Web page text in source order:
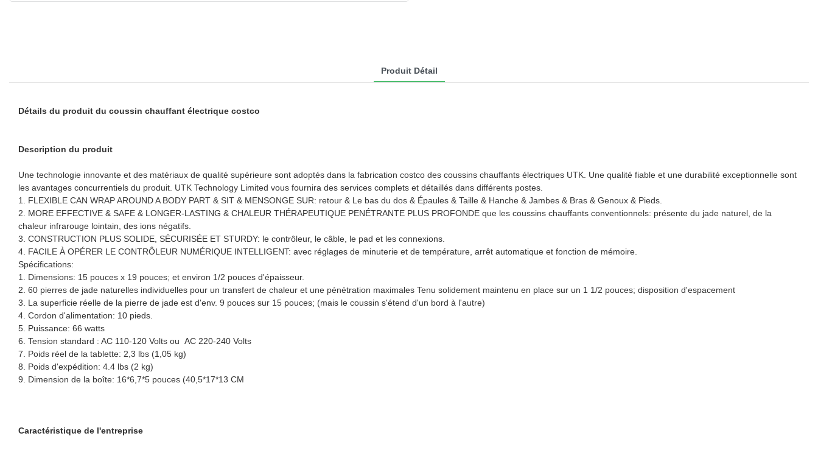
Produit Détail
Détails du produit du coussin chauffant électrique costco
Description du produit
Une technologie innovante et des matériaux de qualité supérieure sont adoptés dans la fabrication costco des coussins chauffants électriques UTK. Une qualité fiable et une durabilité exceptionnelle sont
les avantages concurrentiels du produit. UTK Technology Limited vous fournira des services complets et détaillés dans différents postes.
1. FLEXIBLE CAN WRAP AROUND A BODY PART & SIT & MENSONGE SUR: retour & Le bas du dos & Épaules & Taille & Hanche & Jambes & Bras & Genoux & Pieds.
2. MORE EFFECTIVE & SAFE & LONGER-LASTING & CHALEUR THÉRAPEUTIQUE PENÉTRANTE PLUS PROFONDE que les coussins chauffants conventionnels: présente du jade naturel, de la
chaleur infrarouge lointain, des ions négatifs.
3. CONSTRUCTION PLUS SOLIDE, SÉCURISÉE ET STURDY: le contrôleur, le câble, le pad et les connexions.
4. FACILE À OPÉRER LE CONTRÔLEUR NUMÉRIQUE INTELLIGENT: avec réglages de minuterie et de température, arrêt automatique et fonction de mémoire.
Spécifications:
1. Dimensions: 15 pouces x 19 pouces; et environ 1/2 pouces d'épaisseur.
2. 60 pierres de jade naturelles individuelles pour un transfert de chaleur et une pénétration maximales Tenu solidement maintenu en place sur un 1 1/2 pouces; disposition d'espacement
3. La superficie réelle de la pierre de jade est d'env. 9 pouces sur 15 pouces; (mais le coussin s'étend d'un bord à l'autre)
4. Cordon d'alimentation: 10 pieds.
5. Puissance: 66 watts
6. Tension standard : AC 110-120 Volts ou AC 220-240 Volts
7. Poids réel de la tablette: 2,3 lbs (1,05 kg)
8. Poids d'expédition: 4.4 lbs (2 kg)
9. Dimension de la boîte: 16*6,7*5 pouces (40,5*17*13 CM
Caractéristique de l'entreprise